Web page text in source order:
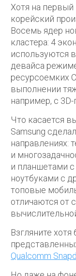
Хотя на
корейский
Восемь ядер
кластера: 4
используются
девайса
ресурсоемких
выполнении
например, с
Что касается
Samsung
направлениях:
и
и планшетами
ноутбуками с
топовые
отличаются от
Взгляните
Qualcomm